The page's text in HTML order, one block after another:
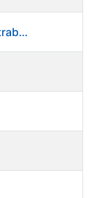
Delineante Proyectista - Centro de trabajo de Burgos